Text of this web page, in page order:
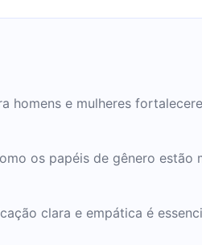
homens e mulheres
os papéis de gênero
clara e empática é